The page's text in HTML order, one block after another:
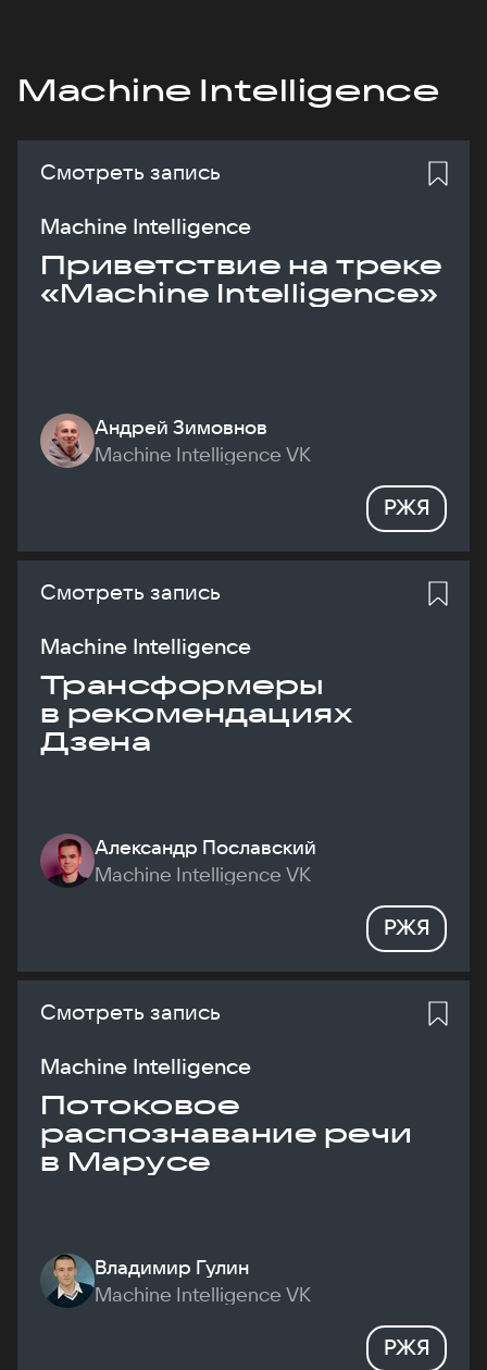
Machine Intelligence
Смотреть запись
Machine Intelligence
Приветствие на треке
«Machine Intelligence»
Андрей Зимовнов
Machine Intelligence VK
РЖЯ
Смотреть запись
Machine Intelligence
Трансформеры
в рекомендациях
Дзена
Александр Пославский
Machine Intelligence VK
РЖЯ
Смотреть запись
Machine Intelligence
Потоковое
распознавание речи
в Марусе
Владимир Гулин
Machine Intelligence VK
РЖЯ